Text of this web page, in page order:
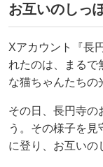
お互いのしっ
Xアカウント『長
れたのは、まるで
な猫ちゃんたちの
その日、長円寺の
う。その様子を
に登り、お互いの